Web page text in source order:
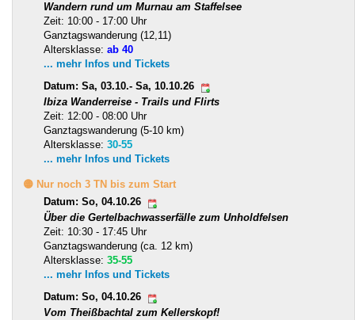
Wandern rund um Murnau am Staffelsee
Zeit: 10:00 - 17:00 Uhr
Ganztagswanderung (12,11)
Altersklasse: ab 40
... mehr Infos und Tickets
Datum: Sa, 03.10.- Sa, 10.10.26
Ibiza Wanderreise - Trails und Flirts
Zeit: 12:00 - 08:00 Uhr
Ganztagswanderung (5-10 km)
Altersklasse: 30-55
... mehr Infos und Tickets
🟡 Nur noch 3 TN bis zum Start
Datum: So, 04.10.26
Über die Gertelbachwasserfälle zum Unholdfelsen
Zeit: 10:30 - 17:45 Uhr
Ganztagswanderung (ca. 12 km)
Altersklasse: 35-55
... mehr Infos und Tickets
Datum: So, 04.10.26
Vom Theißbachtal zum Kellerskopf!